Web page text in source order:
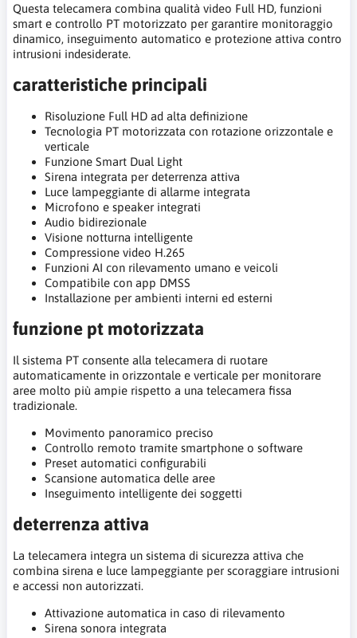
Questa telecamera combina qualità video Full HD, funzioni
smart e controllo PT motorizzato per garantire monitoraggio
dinamico, inseguimento automatico e protezione attiva contro
intrusioni indesiderate.
caratteristiche principali
Risoluzione Full HD ad alta definizione
Tecnologia PT motorizzata con rotazione orizzontale e
verticale
Funzione Smart Dual Light
Sirena integrata per deterrenza attiva
Luce lampeggiante di allarme integrata
Microfono e speaker integrati
Audio bidirezionale
Visione notturna intelligente
Compressione video H.265
Funzioni AI con rilevamento umano e veicoli
Compatibile con app DMSS
Installazione per ambienti interni ed esterni
funzione pt motorizzata
Il sistema PT consente alla telecamera di ruotare
automaticamente in orizzontale e verticale per monitorare
aree molto più ampie rispetto a una telecamera fissa
tradizionale.
Movimento panoramico preciso
Controllo remoto tramite smartphone o software
Preset automatici configurabili
Scansione automatica delle aree
Inseguimento intelligente dei soggetti
deterrenza attiva
La telecamera integra un sistema di sicurezza attiva che
combina sirena e luce lampeggiante per scoraggiare intrusioni
e accessi non autorizzati.
Attivazione automatica in caso di rilevamento
Sirena sonora integrata